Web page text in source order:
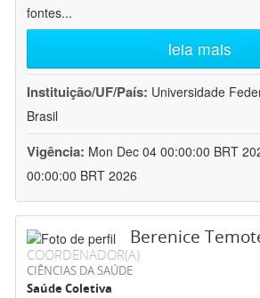
fontes...
leia mais
Instituição/UF/País: Universidade
Brasil
Vigência: Mon Dec 04 00:00:00 BRT
00:00:00 BRT 2026
Berenice
COORDENADOR(A)
CIÊNCIAS DA SAÚDE
Saúde Coletiva